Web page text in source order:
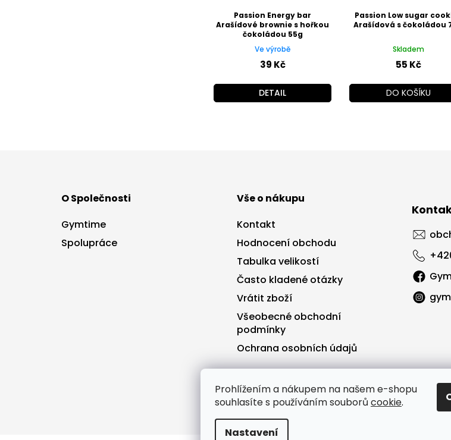
Prohlížením a nákupem na našem e-shopu
souhlasíte s používáním souborů cookie.
Nastavení
Passion Energy bar
Arašídové brownie s hořkou
čokoládou 55g
Ve výrobě
39 Kč
DETAIL
Passion Low sugar
Arašídová s čokoládou
Skladem
55 Kč
DO KOŠÍKU
O Společnosti
Gymtime
Spolupráce
Vše o nákupu
Kontakt
Hodnocení obchodu
Tabulka velikostí
Často kladené otázky
Vrátit zboží
Všeobecné obchodní
podmínky
Ochrana osobních údajů